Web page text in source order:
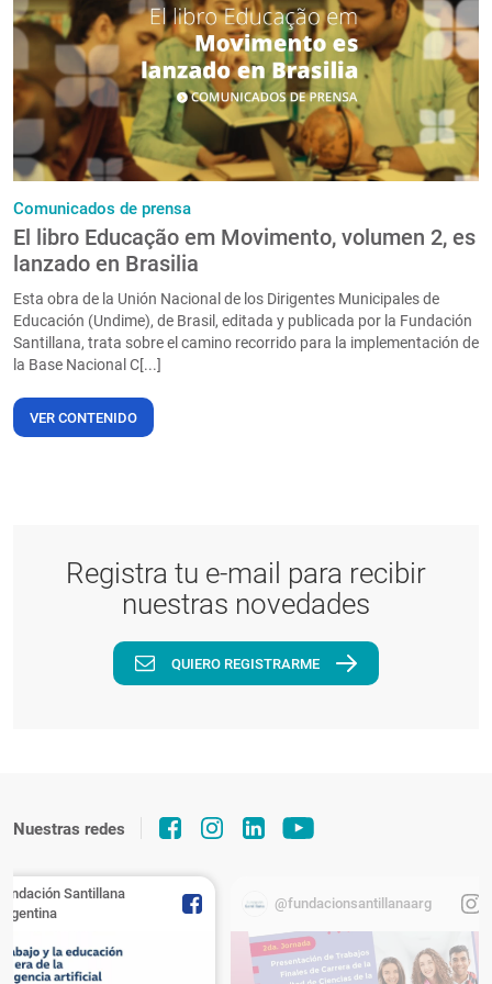
PT
Comunicados de prensa
El libro Educação em Movimento, volumen 2, es
lanzado en Brasilia
Esta obra de la Unión Nacional de los Dirigentes Municipales de
Educación (Undime), de Brasil, editada y publicada por la Fundación
Santillana, trata sobre el camino recorrido para la implementación de
la Base Nacional C[...]
VER CONTENIDO
Registra tu e-mail para recibir
nuestras novedades
QUIERO REGISTRARME
Nuestras redes
Santillana
@fundacionsantillanaarg